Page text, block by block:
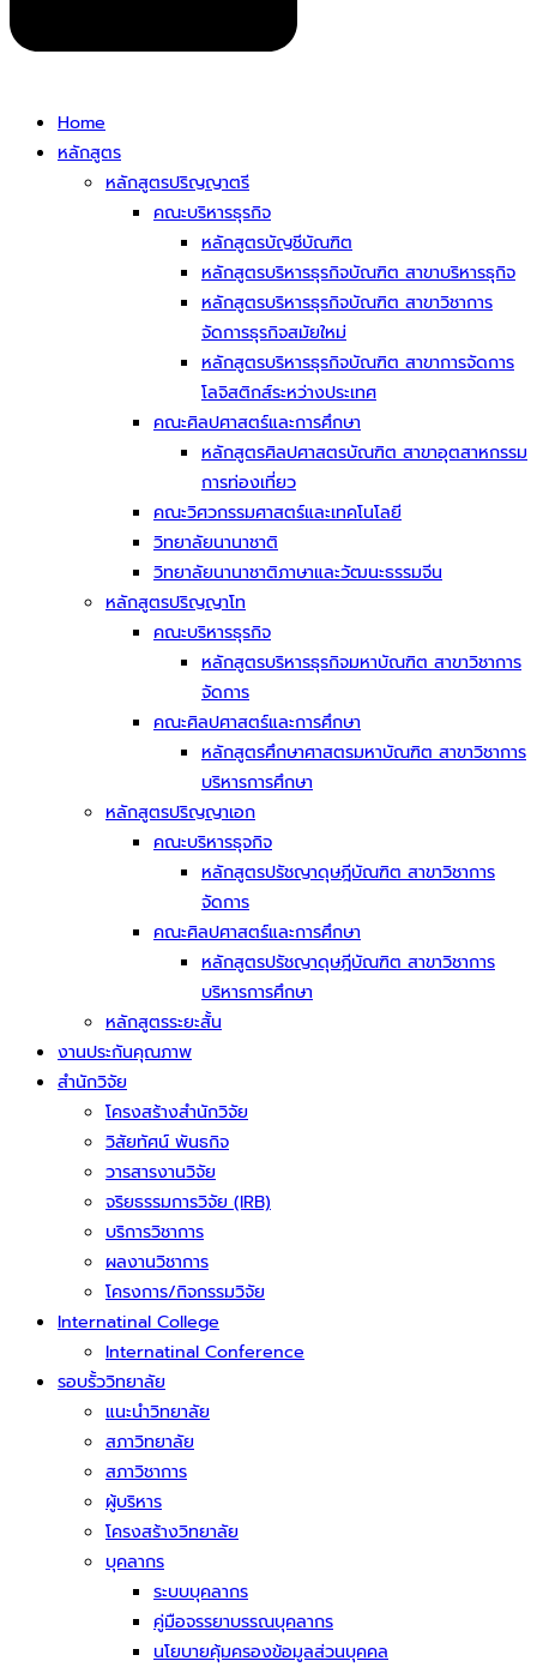
Home
หลักสูตร
หลักสูตรปริญญาตรี
คณะบริหารธุรกิจ
หลักสูตรบัญชีบัณฑิต
หลักสูตรบริหารธุรกิจบัณฑิต สาขาบริหารธุกิจ
หลักสูตรบริหารธุรกิจบัณฑิต สาขาวิชาการ
จัดการธุรกิจสมัยใหม่
หลักสูตรบริหารธุรกิจบัณฑิต สาขาการจัดการ
โลจิสติกส์ระหว่างประเทศ
คณะศิลปศาสตร์และการศึกษา
หลักสูตรศิลปศาสตรบัณฑิต สาขาอุตสาหกรรม
การท่องเที่ยว
คณะวิศวกรรมศาสตร์และเทคโนโลยี
วิทยาลัยนานาชาติ
วิทยาลัยนานาชาติภาษาและวัฒนะธรรมจีน
หลักสูตรปริญญาโท
คณะบริหารธุรกิจ
หลักสูตรบริหารธุรกิจมหาบัณฑิต สาขาวิชาการ
จัดการ
คณะศิลปศาสตร์และการศึกษา
หลักสูตรศึกษาศาสตรมหาบัณฑิต สาขาวิชาการ
บริหารการศึกษา
หลักสูตรปริญญาเอก
คณะบริหารธุจกิจ
หลักสูตรปรัชญาดุษฎีบัณฑิต สาขาวิชาการ
จัดการ
คณะศิลปศาสตร์และการศึกษา
หลักสูตรปรัชญาดุษฎีบัณฑิต สาขาวิชาการ
บริหารการศึกษา
หลักสูตรระยะสั้น
งานประกันคุณภาพ
สำนักวิจัย
โครงสร้างสำนักวิจัย
วิสัยทัศน์ พันธกิจ
วารสารงานวิจัย
จริยธรรมการวิจัย (IRB)
บริการวิชาการ
ผลงานวิชาการ
โครงการ/กิจกรรมวิจัย
Internatinal College
Internatinal Conference
รอบรั้ววิทยาลัย
แนะนำวิทยาลัย
สภาวิทยาลัย
สภาวิชาการ
ผู้บริหาร
โครงสร้างวิทยาลัย
บุคลากร
ระบบบุคลากร
คู่มือจรรยาบรรณบุคลากร
นโยบายคุ้มครองข้อมูลส่วนบุคคล